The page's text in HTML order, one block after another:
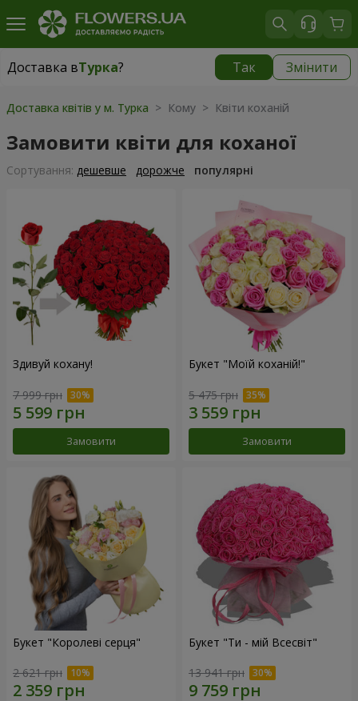
Доставка вТурка? Так Змінити
Доставка вТурка
Доставка квітів у м. Турка > Кому > Квіти коханій
Замовити квіти для коханої
Сортування: дешевше дорожче популярні
Здивуй кохану!
7 999 грн
Замовити
Букет "Моїй коханій!"
5 475 грн
Замовити
Букет "Королеві серця"
2 621 грн
Букет "Ти - мій Всесвіт"
13 941 грн